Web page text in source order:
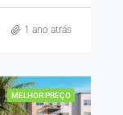
1 ano atrás
MELHOR PREÇO